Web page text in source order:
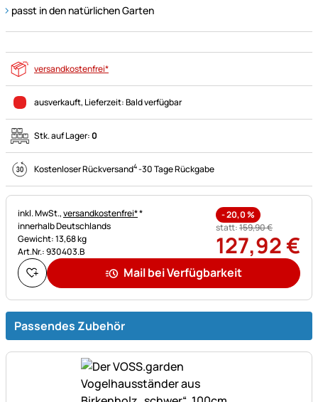
passt in den natürlichen Garten
versandkostenfrei*
ausverkauft, Lieferzeit:Bald verfügbar
Stk. auf Lager:0
Kostenloser Rückversand4-30 Tage Rückgabe
Steuerhinweis:
inkl. MwSt.,versandkostenfrei**
innerhalb Deutschlands
Gewicht: 13,68 kg
Art.Nr.: 930403.B
-20,0%
statt:159,90€
127,92€
Mail bei Verfügbarkeit
Passendes Zubehör